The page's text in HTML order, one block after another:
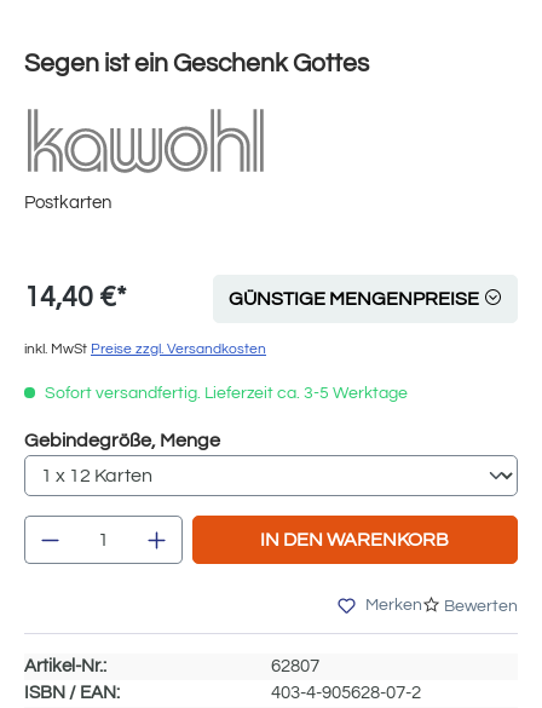
Segen ist ein Geschenk Gottes
Postkarten
14,40 €* GÜNSTIGE MENGENPREISE
inkl. MwSt Preise zzgl. Versandkosten
Sofort versandfertig. Lieferzeit ca. 3-5 Werktage
Gebindegröße, Mengeauswählen
Produkt Anzahl: Gib den gewünschten
IN DEN WARENKORB
Merken Bewerten
Artikel-Nr.:
62807
ISBN / EAN:
403-4-905628-07-2